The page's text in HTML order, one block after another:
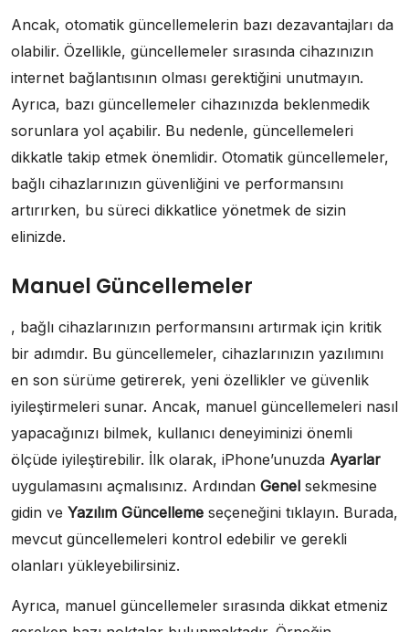
Ancak, otomatik güncellemelerin bazı dezavantajları da
olabilir. Özellikle, güncellemeler sırasında cihazınızın
internet bağlantısının olması gerektiğini unutmayın.
Ayrıca, bazı güncellemeler cihazınızda beklenmedik
sorunlara yol açabilir. Bu nedenle, güncellemeleri
dikkatle takip etmek önemlidir. Otomatik güncellemeler,
bağlı cihazlarınızın güvenliğini ve performansını
artırırken, bu süreci dikkatlice yönetmek de sizin
elinizde.
Manuel Güncellemeler
, bağlı cihazlarınızın performansını artırmak için kritik
bir adımdır. Bu güncellemeler, cihazlarınızın yazılımını
en son sürüme getirerek, yeni özellikler ve güvenlik
iyileştirmeleri sunar. Ancak, manuel güncellemeleri nasıl
yapacağınızı bilmek, kullanıcı deneyiminizi önemli
ölçüde iyileştirebilir. İlk olarak, iPhone’unuzda Ayarlar
uygulamasını açmalısınız. Ardından Genel sekmesine
gidin ve Yazılım Güncelleme seçeneğini tıklayın. Burada,
mevcut güncellemeleri kontrol edebilir ve gerekli
olanları yükleyebilirsiniz.
Ayrıca, manuel güncellemeler sırasında dikkat etmeniz